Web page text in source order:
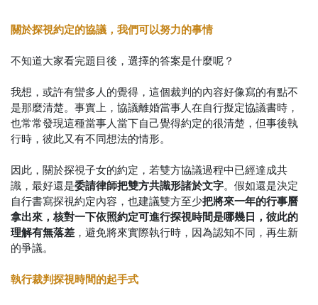
關於探視約定的協議，我們可以努力的事情
不知道大家看完題目後，選擇的答案是什麼呢？
我想，或許有蠻多人的覺得，這個裁判的內容好像寫的有點不
是那麼清楚。事實上，協議離婚當事人在自行擬定協議書時，
也常常發現這種當事人當下自己覺得約定的很清楚，但事後執
行時，彼此又有不同想法的情形。
因此，關於探視子女的約定，若雙方協議過程中已經達成共
識，最好還是委請律師把雙方共識形諸於文字。假如還是決定
自行書寫探視約定內容，也建議雙方至少把將來一年的行事曆
拿出來，核對一下依照約定可進行探視時間是哪幾日，彼此的
理解有無落差 ，避免將來實際執行時，因為認知不同，再生新
的爭議。
執行裁判探視時間的起手式